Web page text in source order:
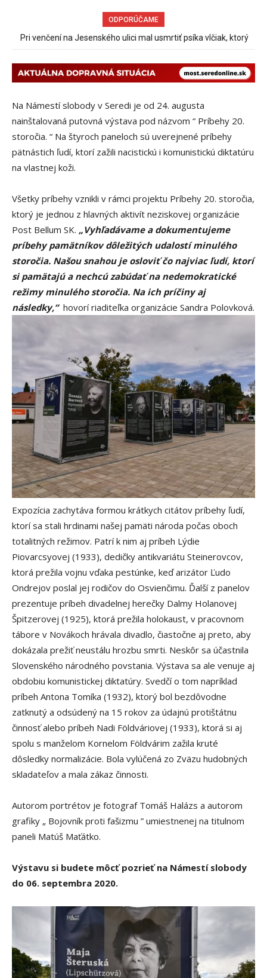
ODPORÚČAME
Pri venčení na Jesenského ulici mal usmrtiť psíka vlčiak, ktorý
Na Námestí slobody v Seredi je od 24. augusta
nainštalovaná putovná výstava pod názvom “ Príbehy 20.
storočia. “ Na štyroch paneloch sú uverejnené príbehy
pätnástich ľudí, ktorí zažili nacistickú i komunistickú diktatúru
na vlastnej koži.
Všetky príbehy vznikli v rámci projektu Príbehy 20. storočia,
ktorý je jednou z hlavných aktivít neziskovej organizácie
Post Bellum SK. „Vyhľadávame a dokumentujeme
príbehy pamätníkov dôležitých udalostí minulého
storočia. Našou snahou je osloviť čo najviac ľudí, ktorí
si pamätajú a nechcú zabúdať na nedemokratické
režimy minulého storočia. Na ich príčiny aj
následky,“ hovorí riaditeľka organizácie Sandra Polovková.
Expozícia zachytáva formou krátkych citátov príbehy ľudí,
ktorí sa stali hrdinami našej pamäti národa počas oboch
totalitných režimov. Patrí k nim aj príbeh Lýdie
Piovarcsyovej (1933), dedičky antikvariátu Steinerovcov,
ktorá prežila vojnu vďaka pestúnke, keď arizátor Ľudo
Ondrejov poslal jej rodičov do Osvienčimu. Ďalší z panelov
prezentuje príbeh divadelnej herečky Dalmy Holanovej
Špitzerovej (1925), ktorá prežila holokaust, v pracovnom
tábore v Novákoch hrávala divadlo, čiastočne aj preto, aby
dokázala prežiť neustálu hrozbu smrti. Neskôr sa účastnila
Slovenského národného povstania. Výstava sa ale venuje aj
obdobiu komunistickej diktatúry. Svedčí o tom napríklad
príbeh Antona Tomíka (1932), ktorý bol bezdôvodne
zatknutý a odsúdený na 15 rokov za údajnú protištátnu
činnosť alebo príbeh Nadi Földváriovej (1933), ktorá si aj
spolu s manželom Kornelom Földvárim zažila kruté
dôsledky normalizácie. Bola vylúčená zo Zväzu hudobných
skladateľov a mala zákaz činnosti.
Autorom portrétov je fotograf Tomáš Halázs a autorom
grafiky „ Bojovník proti fašizmu ” umiestnenej na titulnom
paneli Matúš Maťátko.
Výstavu si budete môcť pozrieť na Námestí slobody
do 06. septembra 2020.